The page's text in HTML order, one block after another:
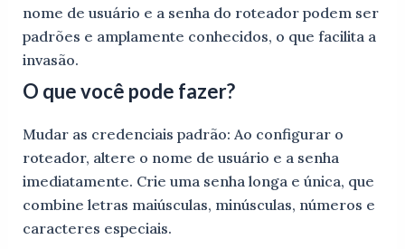
nome de usuário e a senha do roteador podem ser
padrões e amplamente conhecidos, o que facilita a
invasão.
O que você pode fazer?
Mudar as credenciais padrão: Ao configurar o
roteador, altere o nome de usuário e a senha
imediatamente. Crie uma senha longa e única, que
combine letras maiúsculas, minúsculas, números e
caracteres especiais.